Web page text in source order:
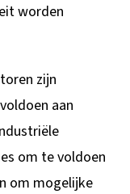
worden
zijn
aan
om te voldoen
om mogelijke